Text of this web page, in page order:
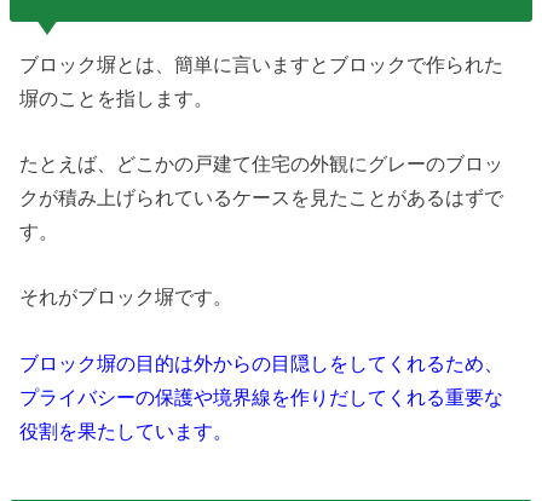
ブロック塀とは、簡単に言いますとブロックで作られた
塀のことを指します。
たとえば、どこかの戸建て住宅の外観にグレーのブロッ
クが積み上げられているケースを見たことがあるはずで
す。
それがブロック塀です。
ブロック塀の目的は外からの目隠しをしてくれるため、
プライバシーの保護や境界線を作りだしてくれる重要な
役割を果たしています。